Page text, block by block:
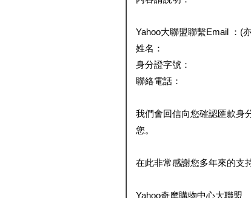
Yahoo大聯盟聯繫Email ：(
姓名：
身分證字號：
聯絡電話：
我們會回信向您確認匯款身
您。
在此非常感謝您多年來的支
Yahoo奇摩購物中心大聯盟